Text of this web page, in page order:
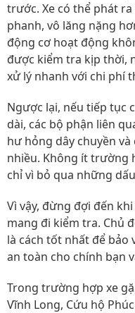
trước. Xe có thể phát
phanh, vô lăng nặng
động cơ hoạt động
được kiểm tra kịp thời,
xử lý nhanh với chi phí
Ngược lại, nếu tiếp tục
dài, các bộ phận liên
hư hỏng dây chuyền
nhiều. Không ít trường
chỉ vì bỏ qua những
Vì vậy, đừng đợi đến
mang đi kiểm tra. Chủ
là cách tốt nhất để bảo
an toàn cho chính bạn
Trong trường hợp xe
Vĩnh Long, Cứu hộ